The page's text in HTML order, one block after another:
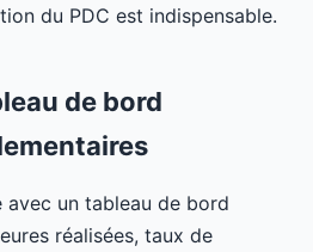
du PDC est indispensable.
de bord
avec un tableau de bord
réalisées, taux de